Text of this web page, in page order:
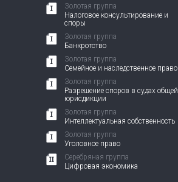
Золотая группа
Налоговое консультирование и
споры
Золотая группа
Банкротство
Золотая группа
Семейное и наследственное право
Золотая группа
Разрешение споров в судах общей
юрисдикции
Золотая группа
Интеллектуальная собственность
Золотая группа
Уголовное право
Серебряная группа
Цифровая экономика